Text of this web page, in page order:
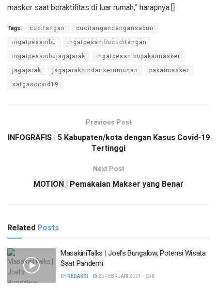
masker saat beraktifitas di luar rumah,” harapnya.[]
Tags: cucitangan cucitangandengansabun
ingatpesanibu ingatpesanibucucitangan
ingatpesanibujagajarak ingatpesanibupakaimasker
jagajarak jagajarakhindarikerumunan pakaimasker
satgascovid19
Previous Post
INFOGRAFIS | 5 Kabupaten/kota dengan Kasus Covid-19
Tertinggi
Next Post
MOTION | Pemakaian Makser yang Benar
Related Posts
MasakiniTalks | Joel’s Bungalow, Potensi Wisata
Saat Pandemi
BY REDAKSI 25 FEBRUARI 2021 0